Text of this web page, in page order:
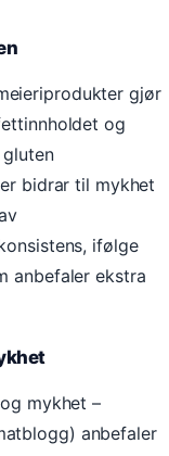
gjør
og
bidrar til mykhet
ifølge
anbefaler ekstra
mykhet –
anbefaler